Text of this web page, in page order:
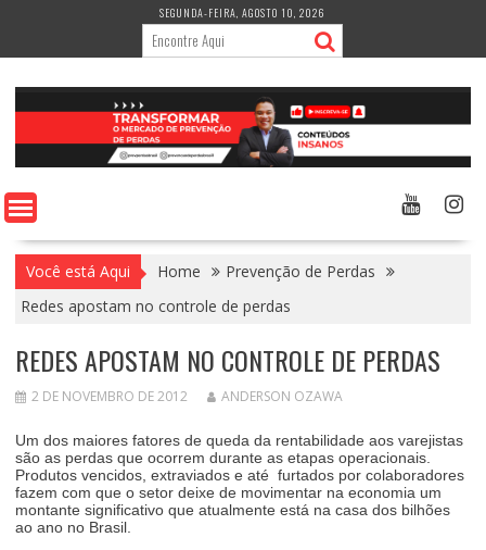
content
SEGUNDA-FEIRA, AGOSTO 10, 2026
Você está Aqui Home
Prevenção de Perdas
Redes apostam no controle de perdas
REDES APOSTAM NO CONTROLE DE PERDAS
2 DE NOVEMBRO DE 2012 ANDERSON OZAWA
Um dos maiores fatores de queda da rentabilidade aos varejistas
são as perdas que ocorrem durante as etapas operacionais.
Produtos vencidos, extraviados e até furtados por colaboradores
fazem com que o setor deixe de movimentar na economia um
montante significativo que atualmente está na casa dos bilhões
ao ano no Brasil.